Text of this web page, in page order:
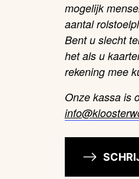
mogelijk
aantal
Bent u slecht
het als u
rekening mee
Onze kassa is
info@